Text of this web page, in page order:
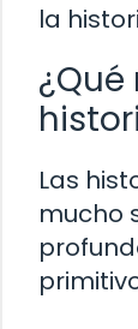
la
Las
mucho